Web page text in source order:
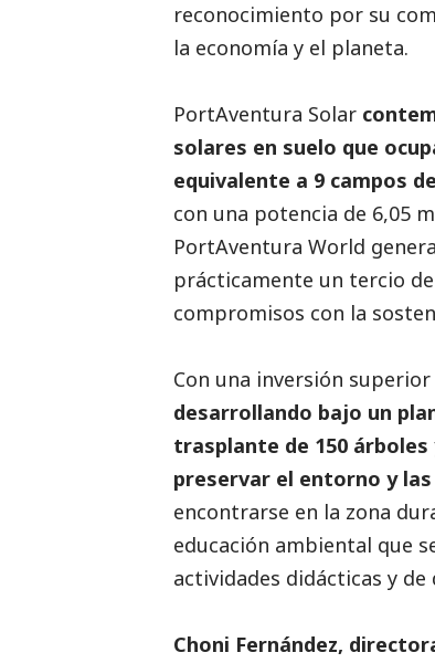
reconocimiento por su
la economía y el planeta.
PortAventura Solar
solares en suelo que
equivalente a 9 campos
con una potencia de 6,05
PortAventura World
prácticamente un tercio
compromisos con la
Con una inversión
desarrollando bajo un
trasplante de 150
preservar el entorno y
encontrarse en la zona
educación ambiental que
actividades didácticas y
Choni Fernández,